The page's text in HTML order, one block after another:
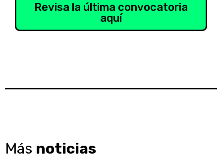
Revisa la última convocatoria
aquí
Más noticias